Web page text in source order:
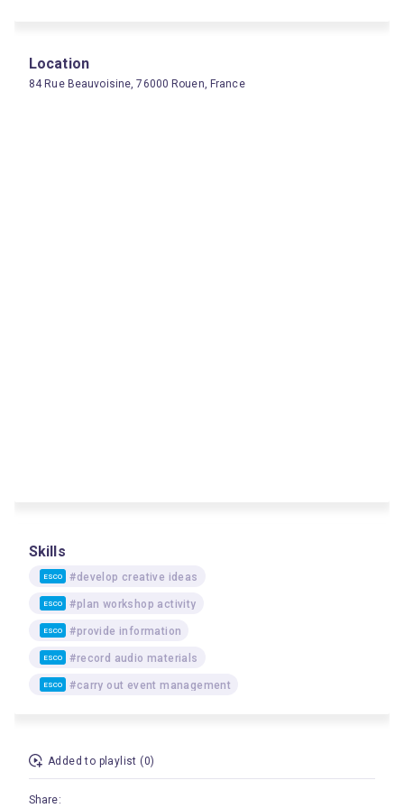
Location
84 Rue Beauvoisine, 76000 Rouen, France
Skills
ESCO #develop creative ideas
ESCO #plan workshop activity
ESCO #provide information
ESCO #record audio materials
ESCO #carry out event management
Added to playlist (0)
Share: